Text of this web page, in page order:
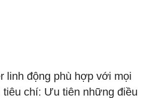
linh động phù hợp với mọi
tiêu chí: Ưu tiên những điều